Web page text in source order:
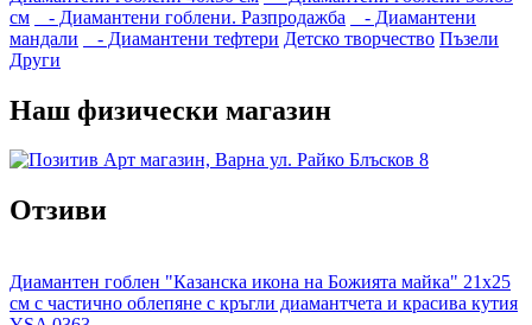
см
- Диамантени гоблени. Разпродажба
- Диамантени
мандали
- Диамантени тефтери Детско творчество Пъзели
Други
Наш физически магазин
Отзиви
Диамантен гоблен "Казанска икона на Божията майка" 21x25
см с частично облепяне с кръгли диамантчета и красива кутия